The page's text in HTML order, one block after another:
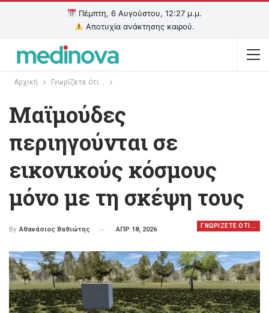
Πέμπτη, 6 Αυγούστου, 12:27 μ.μ.
Αποτυχία ανάκτησης καιρού.
Αρχική Γνωρίζετε ότι...
Μαϊμούδες
περιηγούνται σε
εικονικούς κόσμους
μόνο με τη σκέψη τους
ΓΝΩΡΙΖΕΤΕ ΟΤΙ...
By Αθανάσιος Βαθιώτης ΑΠΡ 18, 2026